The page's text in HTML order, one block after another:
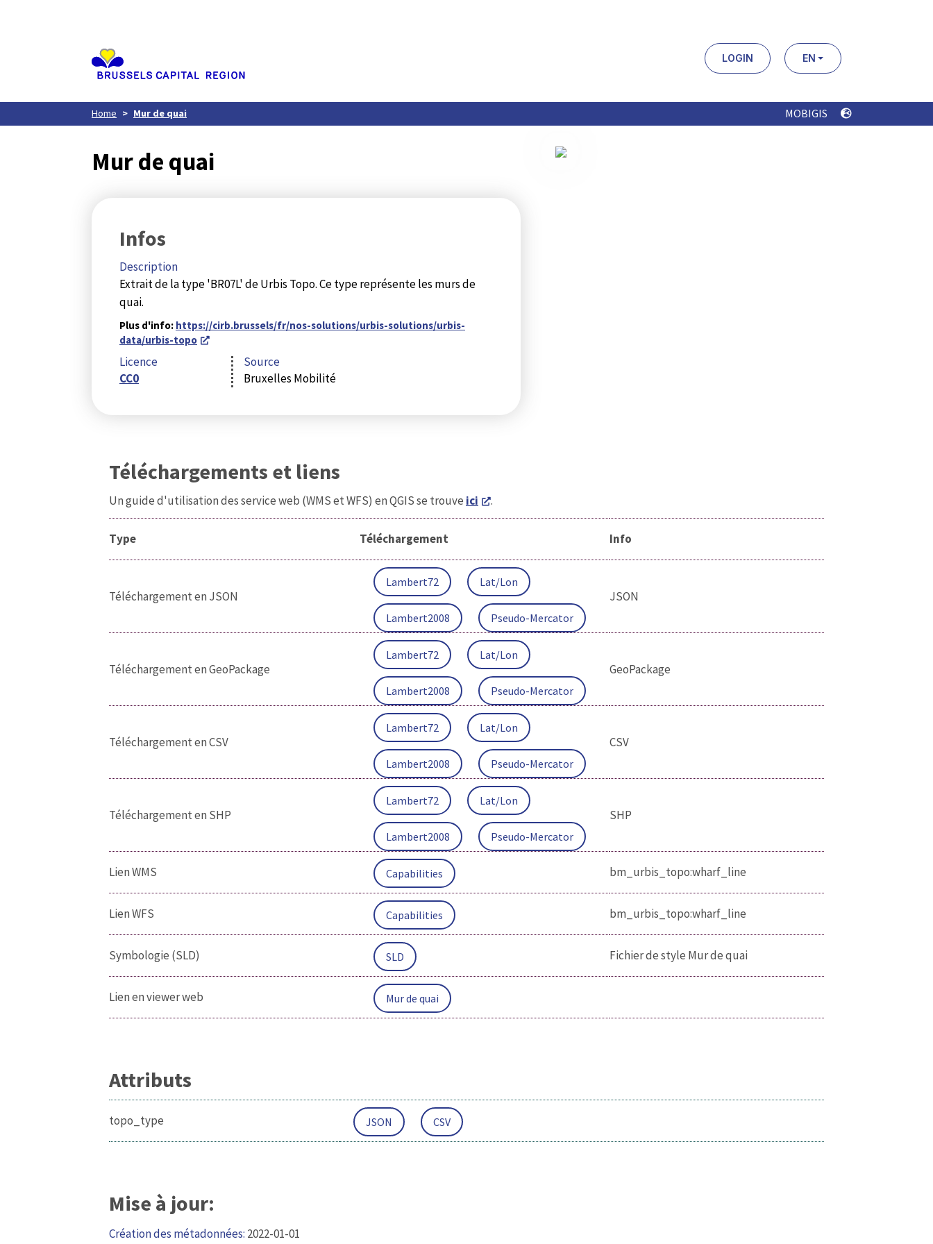
LOGIN EN
Home Mur de quai MOBIGIS
Mur de quai
Infos
Description
Extrait de la type 'BR07L' de Urbis Topo. Ce type représente les murs de
quai.
Plus d'info: https://cirb.brussels/fr/nos-solutions/urbis-solutions/urbis-
data/urbis-topo
Licence
CC0
Source
Bruxelles Mobilité
Téléchargements et liens
Un guide d'utilisation des service web (WMS et WFS) en QGIS se trouve ici .
Type Téléchargement Info
Téléchargement en JSON
Lambert72 Lat/Lon
Lambert2008 Pseudo-Mercator
JSON
Téléchargement en GeoPackage
Lambert72 Lat/Lon
Lambert2008 Pseudo-Mercator
GeoPackage
Téléchargement en CSV
Lambert72 Lat/Lon
Lambert2008 Pseudo-Mercator
CSV
Téléchargement en SHP
Lambert72 Lat/Lon
Lambert2008 Pseudo-Mercator
SHP
Lien WMS Capabilities bm_urbis_topo:wharf_line
Lien WFS Capabilities bm_urbis_topo:wharf_line
Symbologie (SLD) SLD Fichier de style Mur de quai
Lien en viewer web Mur de quai
Attributs
topo_type JSON CSV
Mise à jour:
Création des métadonnées: 2022-01-01